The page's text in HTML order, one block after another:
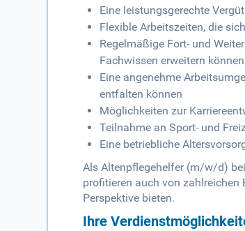
Eine leistungsgerechte
Flexible Arbeitszeiten, die
Regelmäßige Fort- und
Fachwissen erweitern können
Eine angenehme
entfalten können
Möglichkeiten zur
Teilnahme an Sport- und
Eine betriebliche
Als Altenpflegehelfer (m/w/d)
profitieren auch von
Perspektive bieten.
Ihre